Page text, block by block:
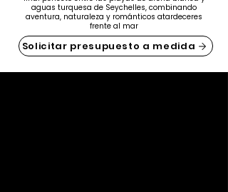
aguas turquesa de Seychelles, combinando
aventura, naturaleza y románticos atardeceres
frente al mar
Solicitar presupuesto a medida